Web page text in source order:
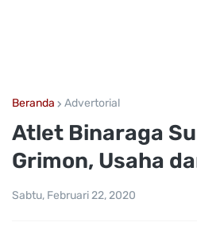
Beranda Advertorial
Atlet Binaraga
Grimon, Usaha
Sabtu, Februari 22, 2020